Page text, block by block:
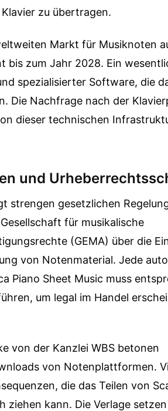
zu übertragen.
Markt für Musiknoten
bis zum Jahr 2028. Ein
spezialisierter Software, die
Die Nachfrage nach der
dieser technischen
und
strengen gesetzlichen
für musikalische
(GEMA) über die
von Notenmaterial. Jede
Piano Sheet Music muss
um legal im Handel
von der Kanzlei WBS betonen
von Notenplattformen.
die das Teilen von
ziehen kann. Die Verlage